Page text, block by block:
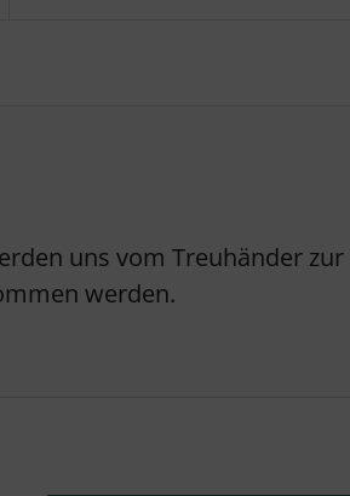
uns vom Treuhänder
werden.